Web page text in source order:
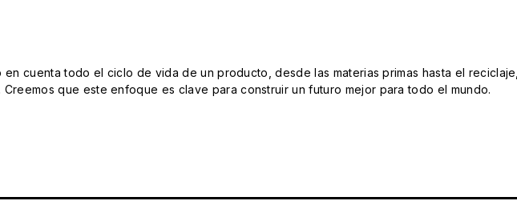
cuenta todo el ciclo de vida de un producto, desde las materias primas hasta el
que este enfoque es clave para construir un futuro mejor para todo el mundo.